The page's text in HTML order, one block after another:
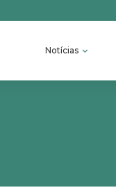
Notícias